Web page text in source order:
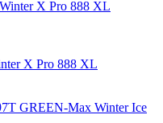
X Pro 888 XL